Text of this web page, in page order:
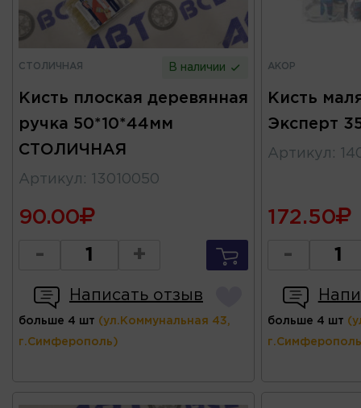
СТОЛИЧНАЯ В наличии
Кисть плоская деревянная
ручка 50*10*44мм
СТОЛИЧНАЯ
Артикул : 13010050
90.00
- +
Написать отзыв
больше 4 шт (ул.Коммунальная 43,
г.Симферополь)
АКОР
Кисть
Эксперт
Артикул :
172.50
-
больше 4 шт